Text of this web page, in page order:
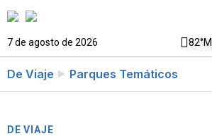
7 de agosto de 2026 82°
De Viaje Parques Temáticos
DE VIAJE